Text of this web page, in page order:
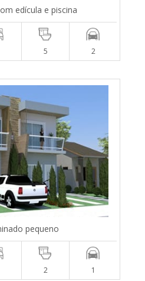
edícula e piscina
5 2
pequeno
2 1